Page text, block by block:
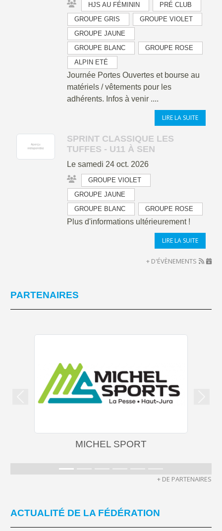
HJS AU FÉMININ
PRÉ CLUB
GROUPE GRIS
GROUPE VIOLET
GROUPE JAUNE
GROUPE BLANC
GROUPE ROSE
ALPIN ETÉ
Journée Portes Ouvertes et bourse au
matériels / vêtements pour les
adhérents. Infos à venir ....
LIRE LA SUITE
SPRINT CLASSIQUE LES
TUFFES - U11 À SEN
Le samedi 24 oct. 2026
GROUPE VIOLET
GROUPE JAUNE
GROUPE BLANC
GROUPE ROSE
Plus d'informations ultérieurement !
LIRE LA SUITE
+ D'ÉVÈNEMENTS
PARTENAIRES
MICHEL SPORT
Précedent
+ DE PARTENAIRES
ACTUALITÉ DE LA FÉDÉRATION